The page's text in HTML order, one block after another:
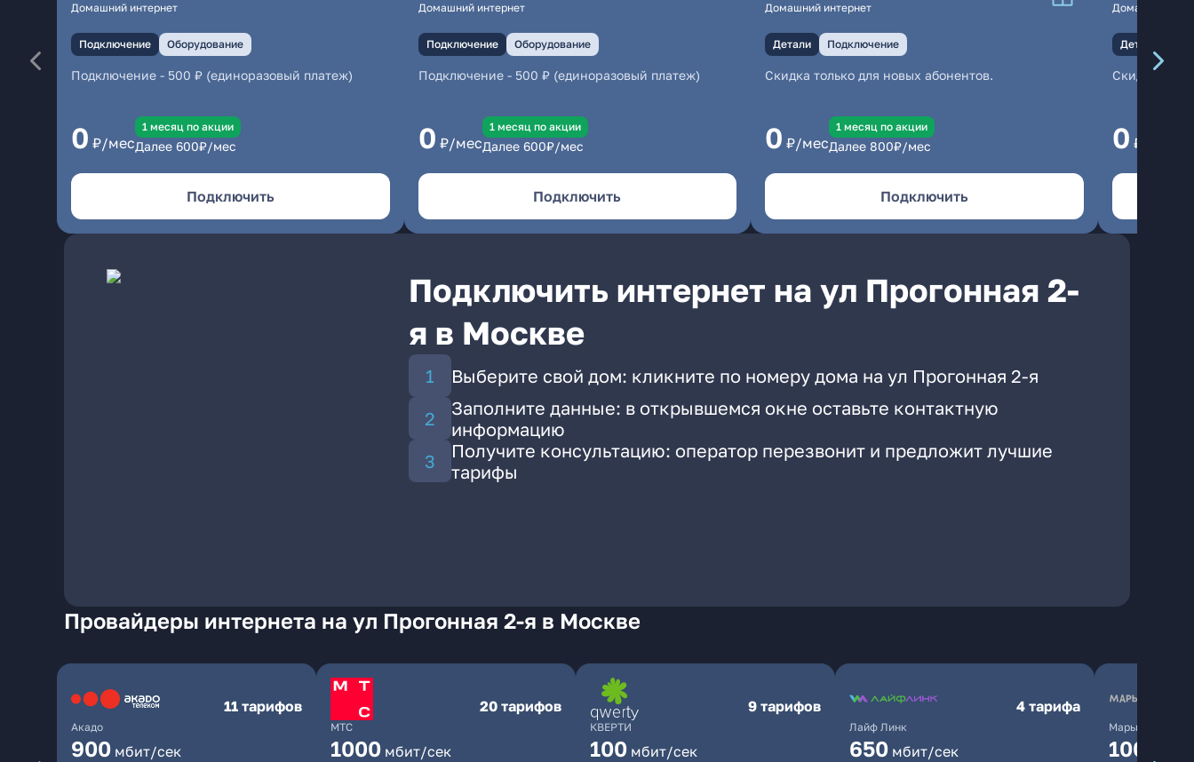
Домашний интернет
Подключение Оборудование
Подключение - 500 ₽ (единоразовый платеж)
0 ₽/мес
1 месяц по акции
Далее 600₽/мес
Подключить
Домашний интернет
Подключение Оборудование
Подключение- 500 ₽ (единоразовый платеж)
0 ₽/мес
1 месяц по акции
Далее 600₽/мес
Подключить
Домашний интернет
Детали Подключение
Скидка только для новых абонентов.
0 ₽/мес
1 месяц по акции
Далее 800₽/мес
Подключить
Домашний
Детали
Скидка
0 ₽/мес
Подключить интернет на ул Прогонная 2-
я в Москве
Выберите свой дом: кликните по номеру дома на ул Прогонная 2-я
Заполните данные: в открывшемся окне оставьте контактную
информацию
Получите консультацию: оператор перезвонит и предложит лучшие
тарифы
Провайдеры интернета на ул Прогонная 2-я в Москве
Акадо
11 тарифов
900 мбит/сек
МТС
20 тарифов
1000 мбит/сек
КВЕРТИ
9 тарифов
100 мбит/сек
Лайф Линк
4 тарифа
650 мбит/сек
Марьино.нет
10000